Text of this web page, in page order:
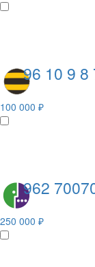
96 10 9 8
100 000 ₽
962
250 000 ₽